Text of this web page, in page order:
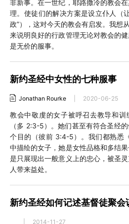
非新事。在一世纪，耶路撒冷的教会
理。使徒们的解决方案是设立仆人（
政”），这对今天的教会有启发。我想
来说明良好的行政管理无论对教会的
是无价的服事。
新约圣经中女性的七种服事
Jonathan Rourke 2020-06-25
教会中敬虔的女子被呼召去教导和训
（多 2:3-5）。她们甚至有符合圣经
个目的（彼前 3:4-5）。我们都熟悉
中描绘的女子，她是女性品格和多结
是只展现出一般意义上的忠心，被圣
人带来益处。
新约圣经如何记述基督徒聚会
2014-11-27